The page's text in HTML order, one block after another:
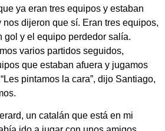
ya eran tres equipos y estaban
nos dijeron que sí. Eran tres equipos,
gol y el equipo perdedor salía.
varios partidos seguidos,
que estaban afuera y jugamos
pintamos la cara”, dijo Santiago,
un catalán que está en mi